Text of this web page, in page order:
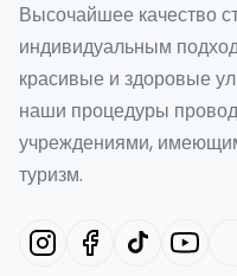
Высочайшее качество
индивидуальным
красивые и здоровые
наши процедуры
учреждениями,
туризм.